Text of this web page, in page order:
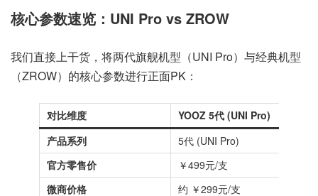
核心参数速览：UNI Pro vs ZROW
我们直接上干货，将两代旗舰机型（UNI Pro）与经典机型
（ZROW）的核心参数进行正面PK：
对比维度 YOOZ 5代 (UNI Pro)
产品系列
5代 (UNI Pro)
官方零售价
￥499元/支
微商价格
约 ￥299元/支